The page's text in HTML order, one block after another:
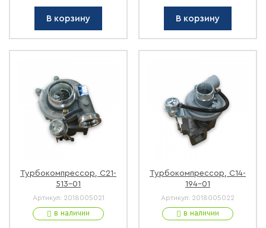
В корзину В корзину
Турбокомпрессор, C21-
513-01
Артикул: 2018005021
в наличии
Турбокомпрессор, С14-
194-01
Артикул: 2018005022
в наличии